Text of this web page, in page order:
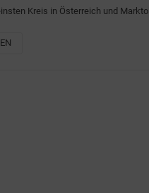
Kreis in Österreich und